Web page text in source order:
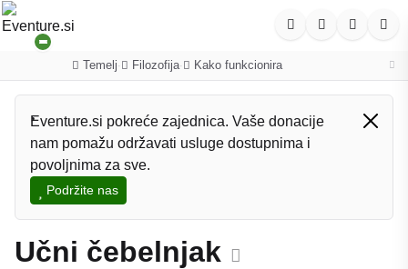
Temelj· Filozofija· Kako funkcionira
Eventure.si pokreće zajednica. Vaše donacije
nam pomažu održavati usluge dostupnima i
povoljnima za sve.
Podržite nas
Učni čebelnjak